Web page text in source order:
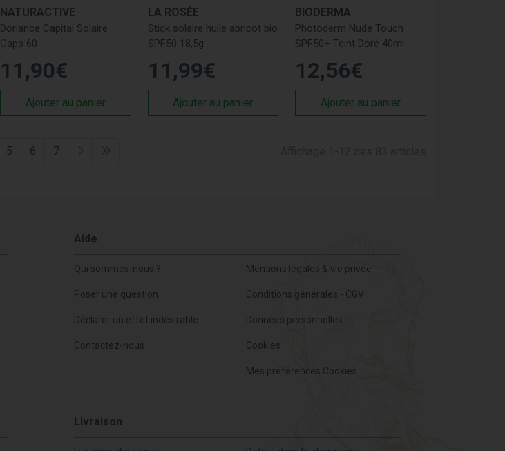
NATURACTIVE
Doriance Capital Solaire
Caps 60
11 ,90€
Ajouter au panier
LA ROSÉE
Stick solaire huile abricot bio
SPF50 18,5g
11 ,99€
Ajouter au panier
BIODERMA
Photoderm Nude Touch
SPF50+ Teint Doré 40ml
12,56€
Ajouter au panier
5 6 7
Aide
Qui sommes-nous ?
Poser une question
Déclarer un effet indésirable
Contactez-nous
Mentions légales & vie privée
Conditions générales - CGV
Données personnelles
Cookies
Mes préférences Cookies
Livraison